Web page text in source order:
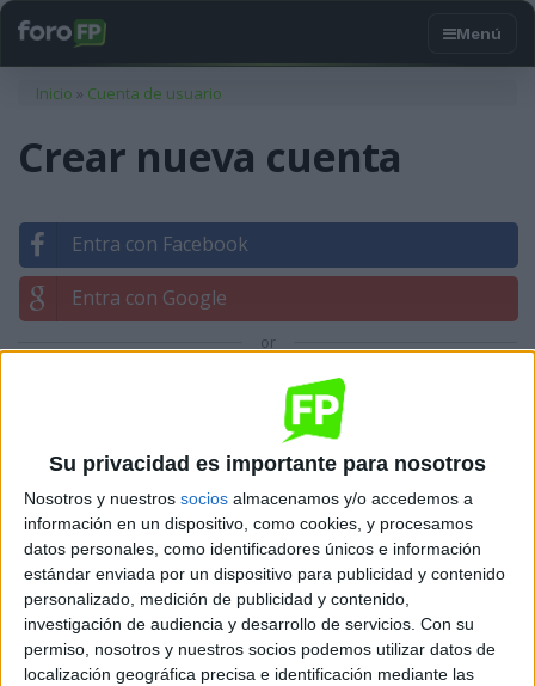
Su privacidad es importante para nosotros
Nosotros y nuestros socios almacenamos y/o accedemos a
información en un dispositivo, como cookies, y procesamos
datos personales, como identificadores únicos e información
estándar enviada por un dispositivo para publicidad y contenido
personalizado, medición de publicidad y contenido,
investigación de audiencia y desarrollo de servicios. Con su
permiso, nosotros y nuestros socios podemos utilizar datos de
localización geográfica precisa e identificación mediante las
Usted está aquí
Inicio » Cuenta de usuario
Crear nueva cuenta
Entra con Facebook
Entra con Google
or
Contáctanos
Dirección: Diego de León 47, 28006 Madrid
Phone: +34 91 593 2767